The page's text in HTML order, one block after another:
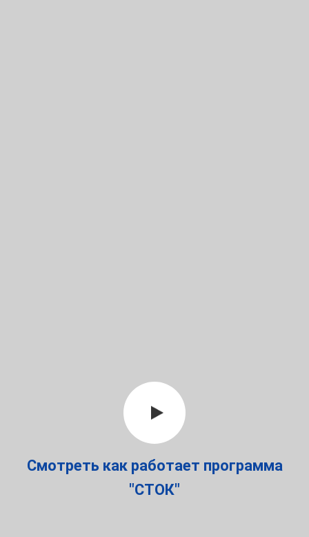
Смотреть как работает программа
"СТОК"